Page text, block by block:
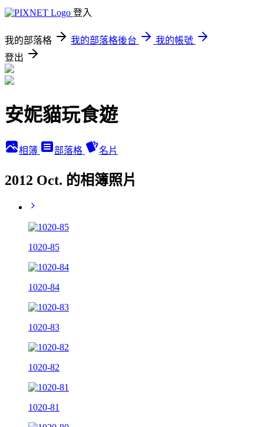
登入
我的部落格 我的部落格後台
我的帳號
登出
安妮貓玩食遊
相簿 部落格 名片
2012 Oct. 的相簿照片
1020-85
1020-84
1020-83
1020-82
1020-81